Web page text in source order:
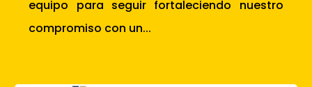
equipo para seguir fortaleciendo nuestro
compromiso con un...